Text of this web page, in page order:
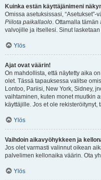
Kuinka estän käyttäjänimeni
Omissa asetuksissasi,
Piilota paikallaolo. Ottamalla
valvojille ja itsellesi. Sinut
Ylös
Ajat ovat väärin!
On mahdollista, että näytetty aika
olet. Tässä tapauksessa valitse
Lontoo, Pariisi, New York, Sidney,
vaihtaminen, kuten monet muutkin
käyttäjille. Jos et ole
Ylös
Vaihdoin aikavyöhykkeen ja
Jos olet varmasti valinnut oikean
palvelimen kellonaika väärin. Ota
Ylös